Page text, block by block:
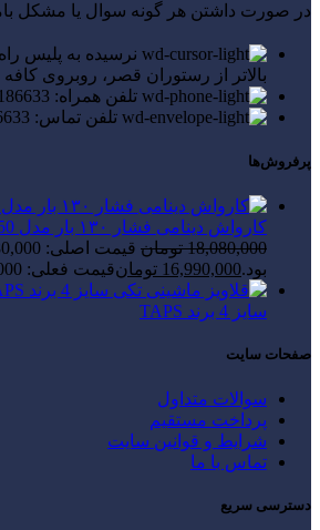
در صورت داشتن هر گونه سوال یا مشکل
بالاتر از رستوران قصر، روبروی
تلفن همراه: 09027186633
تلفن تماس: 09027186633
پرفروش‌ها
کارواش دینامی فشار ۱۳۰ بار مدل CW250 آمازون
18,080,000 تومان
بود.16,990,000 تومانقیمت فعلی: 16,990,000 تومان.
سایز 4 برند TAPS
صفحات سایت
سوالات متداول
پرداخت مستقیم
شرایط و قوانین سایت
تماس با ما
دسترسی سریع